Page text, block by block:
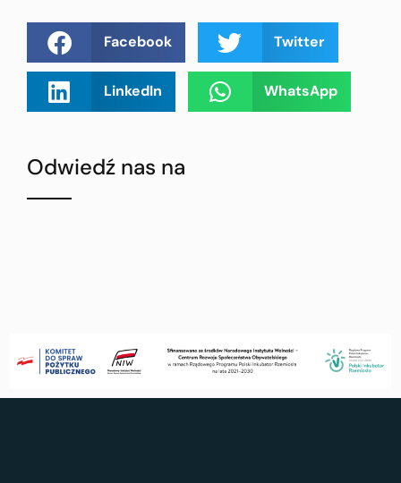
Facebook Twitter
LinkedIn WhatsApp
Odwiedź nas na